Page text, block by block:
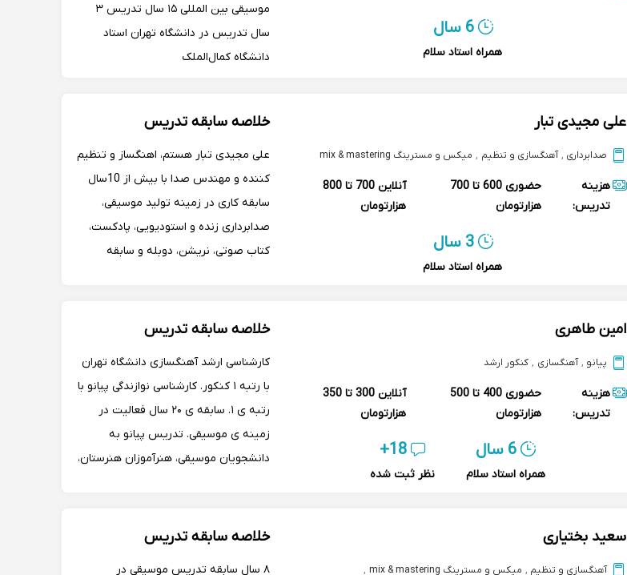
6 سال
همراه استاد سلام
موسیقی بین المللی ۱۵ سال تدریس ۳
سال تدریس در دانشگاه تهران استاد
دانشگاه کمال‌الملک
علی مجیدی تبار
صدابرداری , آهنگسازی و تنظیم , میکس و مسترینگ mix & mastering
هزینه
تدریس:
حضوری
600 تا 700
هزارتومان
آنلاین
700 تا 800
هزارتومان
3 سال
همراه استاد سلام
خلاصه سابقه تدریس
علی مجیدی تبار هستم، اهنگساز و تنظیم
کننده و مهندس صدا با بیش از 10سال
سابقه کاری در زمینه تولید موسیقی،
صدابرداری زنده و استودیویی، پادکست،
کتاب صوتی، نریشن، دوبله و سابقه
استودیووان، اف ال استودیو
امین طاهری
پیانو , آهنگسازی , کنکور ارشد
هزینه
تدریس:
حضوری
400 تا 500
هزارتومان
آنلاین
300 تا 350
هزارتومان
6 سال
همراه استاد سلام
18+
نظر ثبت شده
خلاصه سابقه تدریس
کارشناسی ارشد آهنگسازی دانشگاه تهران
با رتبه ۱ کنکور. کارشناسی نوازندگی‌ پیانو با
رتبه ی ۱. سابقه ی ۲۰ سال فعالیت در
زمینه ی موسیقی. تدریس پیانو به
دانشجویان موسیقی، هنرآموزان هنرستان،
های سینمایی و انیمیشن. آهنگسازی
سعید بختیاری
آهنگسازی و تنظیم , میکس و مسترینگ mix & mastering
,
خلاصه سابقه تدریس
۸ سال سابقه تدریس موسیقی در